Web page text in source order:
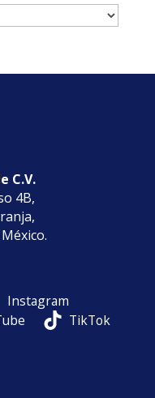
C.V.
4B,
Instagram
TikTok